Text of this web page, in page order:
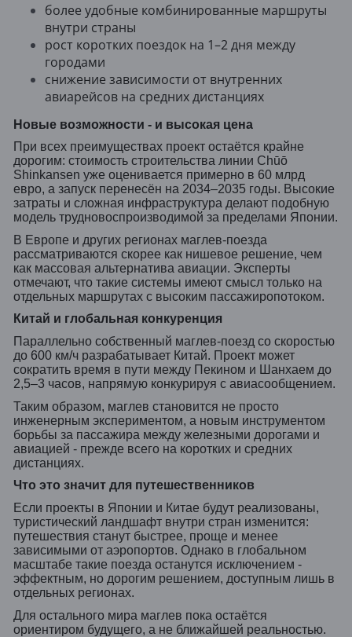
более удобные комбинированные маршруты
внутри страны
рост коротких поездок на 1–2 дня между
городами
снижение зависимости от внутренних
авиарейсов на средних дистанциях
Новые возможности - и высокая цена
При всех преимуществах проект остаётся крайне
дорогим: стоимость строительства линии Chūō
Shinkansen уже оценивается примерно в 60 млрд
евро, а запуск перенесён на 2034–2035 годы. Высокие
затраты и сложная инфраструктура делают подобную
модель трудновоспроизводимой за пределами Японии.
В Европе и других регионах маглев-поезда
рассматриваются скорее как нишевое решение, чем
как массовая альтернатива авиации. Эксперты
отмечают, что такие системы имеют смысл только на
отдельных маршрутах с высоким пассажиропотоком.
Китай и глобальная конкуренция
Параллельно собственный маглев-поезд со скоростью
до 600 км/ч разрабатывает Китай. Проект может
сократить время в пути между Пекином и Шанхаем до
2,5–3 часов, напрямую конкурируя с авиасообщением.
Таким образом, маглев становится не просто
инженерным экспериментом, а новым инструментом
борьбы за пассажира между железными дорогами и
авиацией - прежде всего на коротких и средних
дистанциях.
Что это значит для путешественников
Если проекты в Японии и Китае будут реализованы,
туристический ландшафт внутри стран изменится:
путешествия станут быстрее, проще и менее
зависимыми от аэропортов. Однако в глобальном
масштабе такие поезда останутся исключением -
эффектным, но дорогим решением, доступным лишь в
отдельных регионах.
Для остального мира маглев пока остаётся
ориентиром будущего, а не ближайшей реальностью.